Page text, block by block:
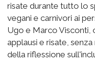
risate durante tutto lo
vegani e carnivori ai
Ugo e Marco Visconti,
applausi e risate,
della riflessione